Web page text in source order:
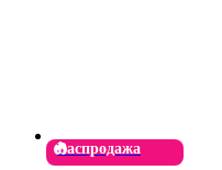
Распродажа